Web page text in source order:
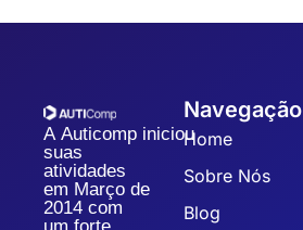
A Auticomp iniciou
suas
atividades
em Março de
2014 com
um forte
Navegação
Home
Sobre Nós
Blog